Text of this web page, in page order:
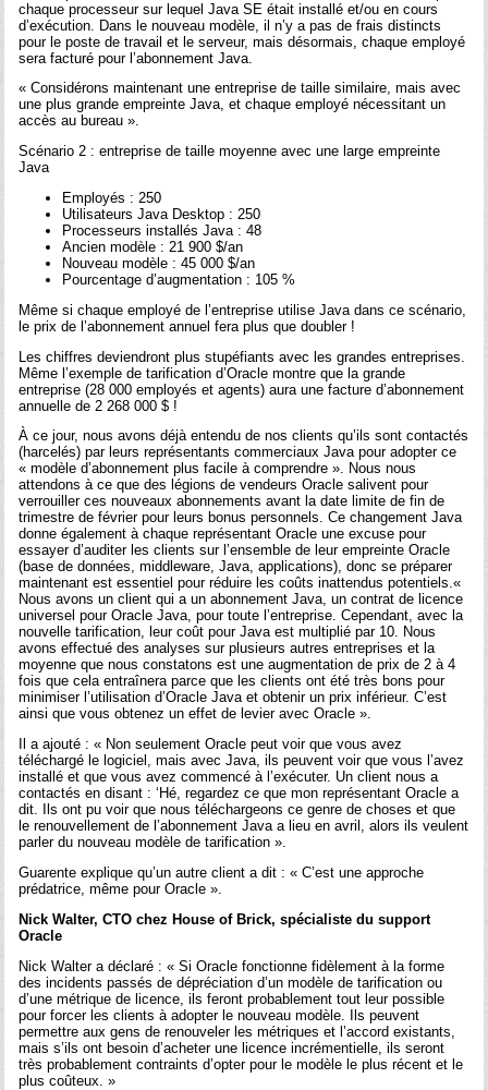
chaque processeur sur lequel Java SE était installé et/ou en cours
d’exécution. Dans le nouveau modèle, il n’y a pas de frais distincts
pour le poste de travail et le serveur, mais désormais, chaque employé
sera facturé pour l’abonnement Java.
« Considérons maintenant une entreprise de taille similaire, mais avec
une plus grande empreinte Java, et chaque employé nécessitant un
accès au bureau ».
Scénario 2 : entreprise de taille moyenne avec une large empreinte
Java
Employés : 250
Utilisateurs Java Desktop : 250
Processeurs installés Java : 48
Ancien modèle : 21 900 $/an
Nouveau modèle : 45 000 $/an
Pourcentage d’augmentation : 105 %
Même si chaque employé de l’entreprise utilise Java dans ce scénario,
le prix de l’abonnement annuel fera plus que doubler !
Les chiffres deviendront plus stupéfiants avec les grandes entreprises.
Même l’exemple de tarification d’Oracle montre que la grande
entreprise (28 000 employés et agents) aura une facture d’abonnement
annuelle de 2 268 000 $ !
À ce jour, nous avons déjà entendu de nos clients qu’ils sont contactés
(harcelés) par leurs représentants commerciaux Java pour adopter ce
« modèle d’abonnement plus facile à comprendre ». Nous nous
attendons à ce que des légions de vendeurs Oracle salivent pour
verrouiller ces nouveaux abonnements avant la date limite de fin de
trimestre de février pour leurs bonus personnels. Ce changement Java
donne également à chaque représentant Oracle une excuse pour
essayer d’auditer les clients sur l’ensemble de leur empreinte Oracle
(base de données, middleware, Java, applications), donc se préparer
maintenant est essentiel pour réduire les coûts inattendus potentiels.«
Nous avons un client qui a un abonnement Java, un contrat de licence
universel pour Oracle Java, pour toute l’entreprise. Cependant, avec la
nouvelle tarification, leur coût pour Java est multiplié par 10. Nous
avons effectué des analyses sur plusieurs autres entreprises et la
moyenne que nous constatons est une augmentation de prix de 2 à 4
fois que cela entraînera parce que les clients ont été très bons pour
minimiser l’utilisation d’Oracle Java et obtenir un prix inférieur. C’est
ainsi que vous obtenez un effet de levier avec Oracle ».
Il a ajouté : « Non seulement Oracle peut voir que vous avez
téléchargé le logiciel, mais avec Java, ils peuvent voir que vous l’avez
installé et que vous avez commencé à l’exécuter. Un client nous a
contactés en disant : ‘Hé, regardez ce que mon représentant Oracle a
dit. Ils ont pu voir que nous téléchargeons ce genre de choses et que
le renouvellement de l’abonnement Java a lieu en avril, alors ils veulent
parler du nouveau modèle de tarification ».
Guarente explique qu’un autre client a dit : « C’est une approche
prédatrice, même pour Oracle ».
Nick Walter, CTO chez House of Brick, spécialiste du support
Oracle
Nick Walter a déclaré : « Si Oracle fonctionne fidèlement à la forme
des incidents passés de dépréciation d’un modèle de tarification ou
d’une métrique de licence, ils feront probablement tout leur possible
pour forcer les clients à adopter le nouveau modèle. Ils peuvent
permettre aux gens de renouveler les métriques et l’accord existants,
mais s’ils ont besoin d’acheter une licence incrémentielle, ils seront
très probablement contraints d’opter pour le modèle le plus récent et le
plus coûteux. »